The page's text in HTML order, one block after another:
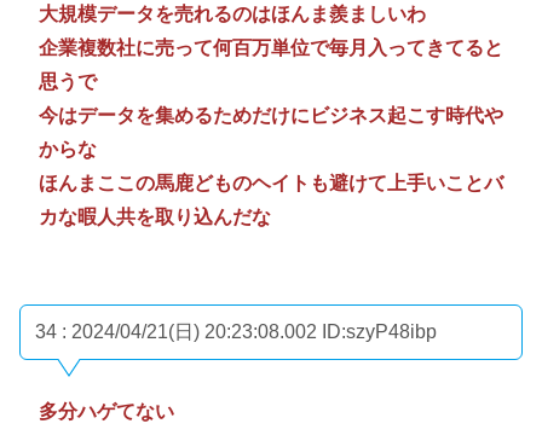
大規模データを売れるのはほんま羨ましいわ
企業複数社に売って何百万単位で毎月入ってきてると
思うで
今はデータを集めるためだけにビジネス起こす時代や
からな
ほんまここの馬鹿どものヘイトも避けて上手いことバ
カな暇人共を取り込んだな
34 : 2024/04/21(日) 20:23:08.002 ID:szyP48ibp
多分ハゲてない